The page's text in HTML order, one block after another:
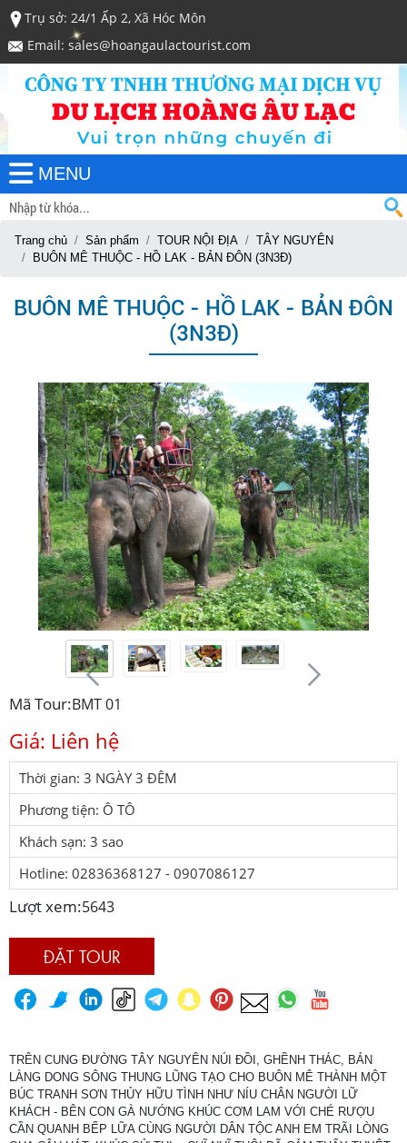
Trụ sở: 24/1 Ấp 2, Xã Hóc Môn
Email: sales@hoangaulactourist.com
MENU
Trang chủ Sản phẩm TOUR NỘI ĐỊA
TÂY NGUYÊN
BUÔN MÊ THUỘC - HỒ LAK - BẢN ĐÔN (3N3Đ)
BUÔN MÊ THUỘC - HỒ LAK - BẢN ĐÔN
(3N3Đ)
Mã Tour:BMT 01
Giá: Liên hệ
Thời gian: 3 NGÀY 3 ĐÊM
Phương tiện: Ô TÔ
Khách sạn: 3 sao
Hotline: 02836368127 - 0907086127
Lượt xem:5643
ĐẶT TOUR
TRÊN CUNG ĐƯỜNG TÂY NGUYÊN NÚI ĐỒI, GHỀNH THÁC, BẢN
LÀNG DONG SÔNG THUNG LŨNG TẠO CHO BUÔN MÊ THÀNH MỘT
BÚC TRANH SƠN THỦY HỮU TÌNH NHƯ NÍU CHÂN NGƯỜI LỮ
KHÁCH - BÊN CON GÀ NƯỚNG KHÚC CƠM LAM VỚI CHÉ RƯỢU
CẦN QUANH BẾP LỮA CÙNG NGƯỜI DÂN TỘC ANH EM TRÃI LÒNG